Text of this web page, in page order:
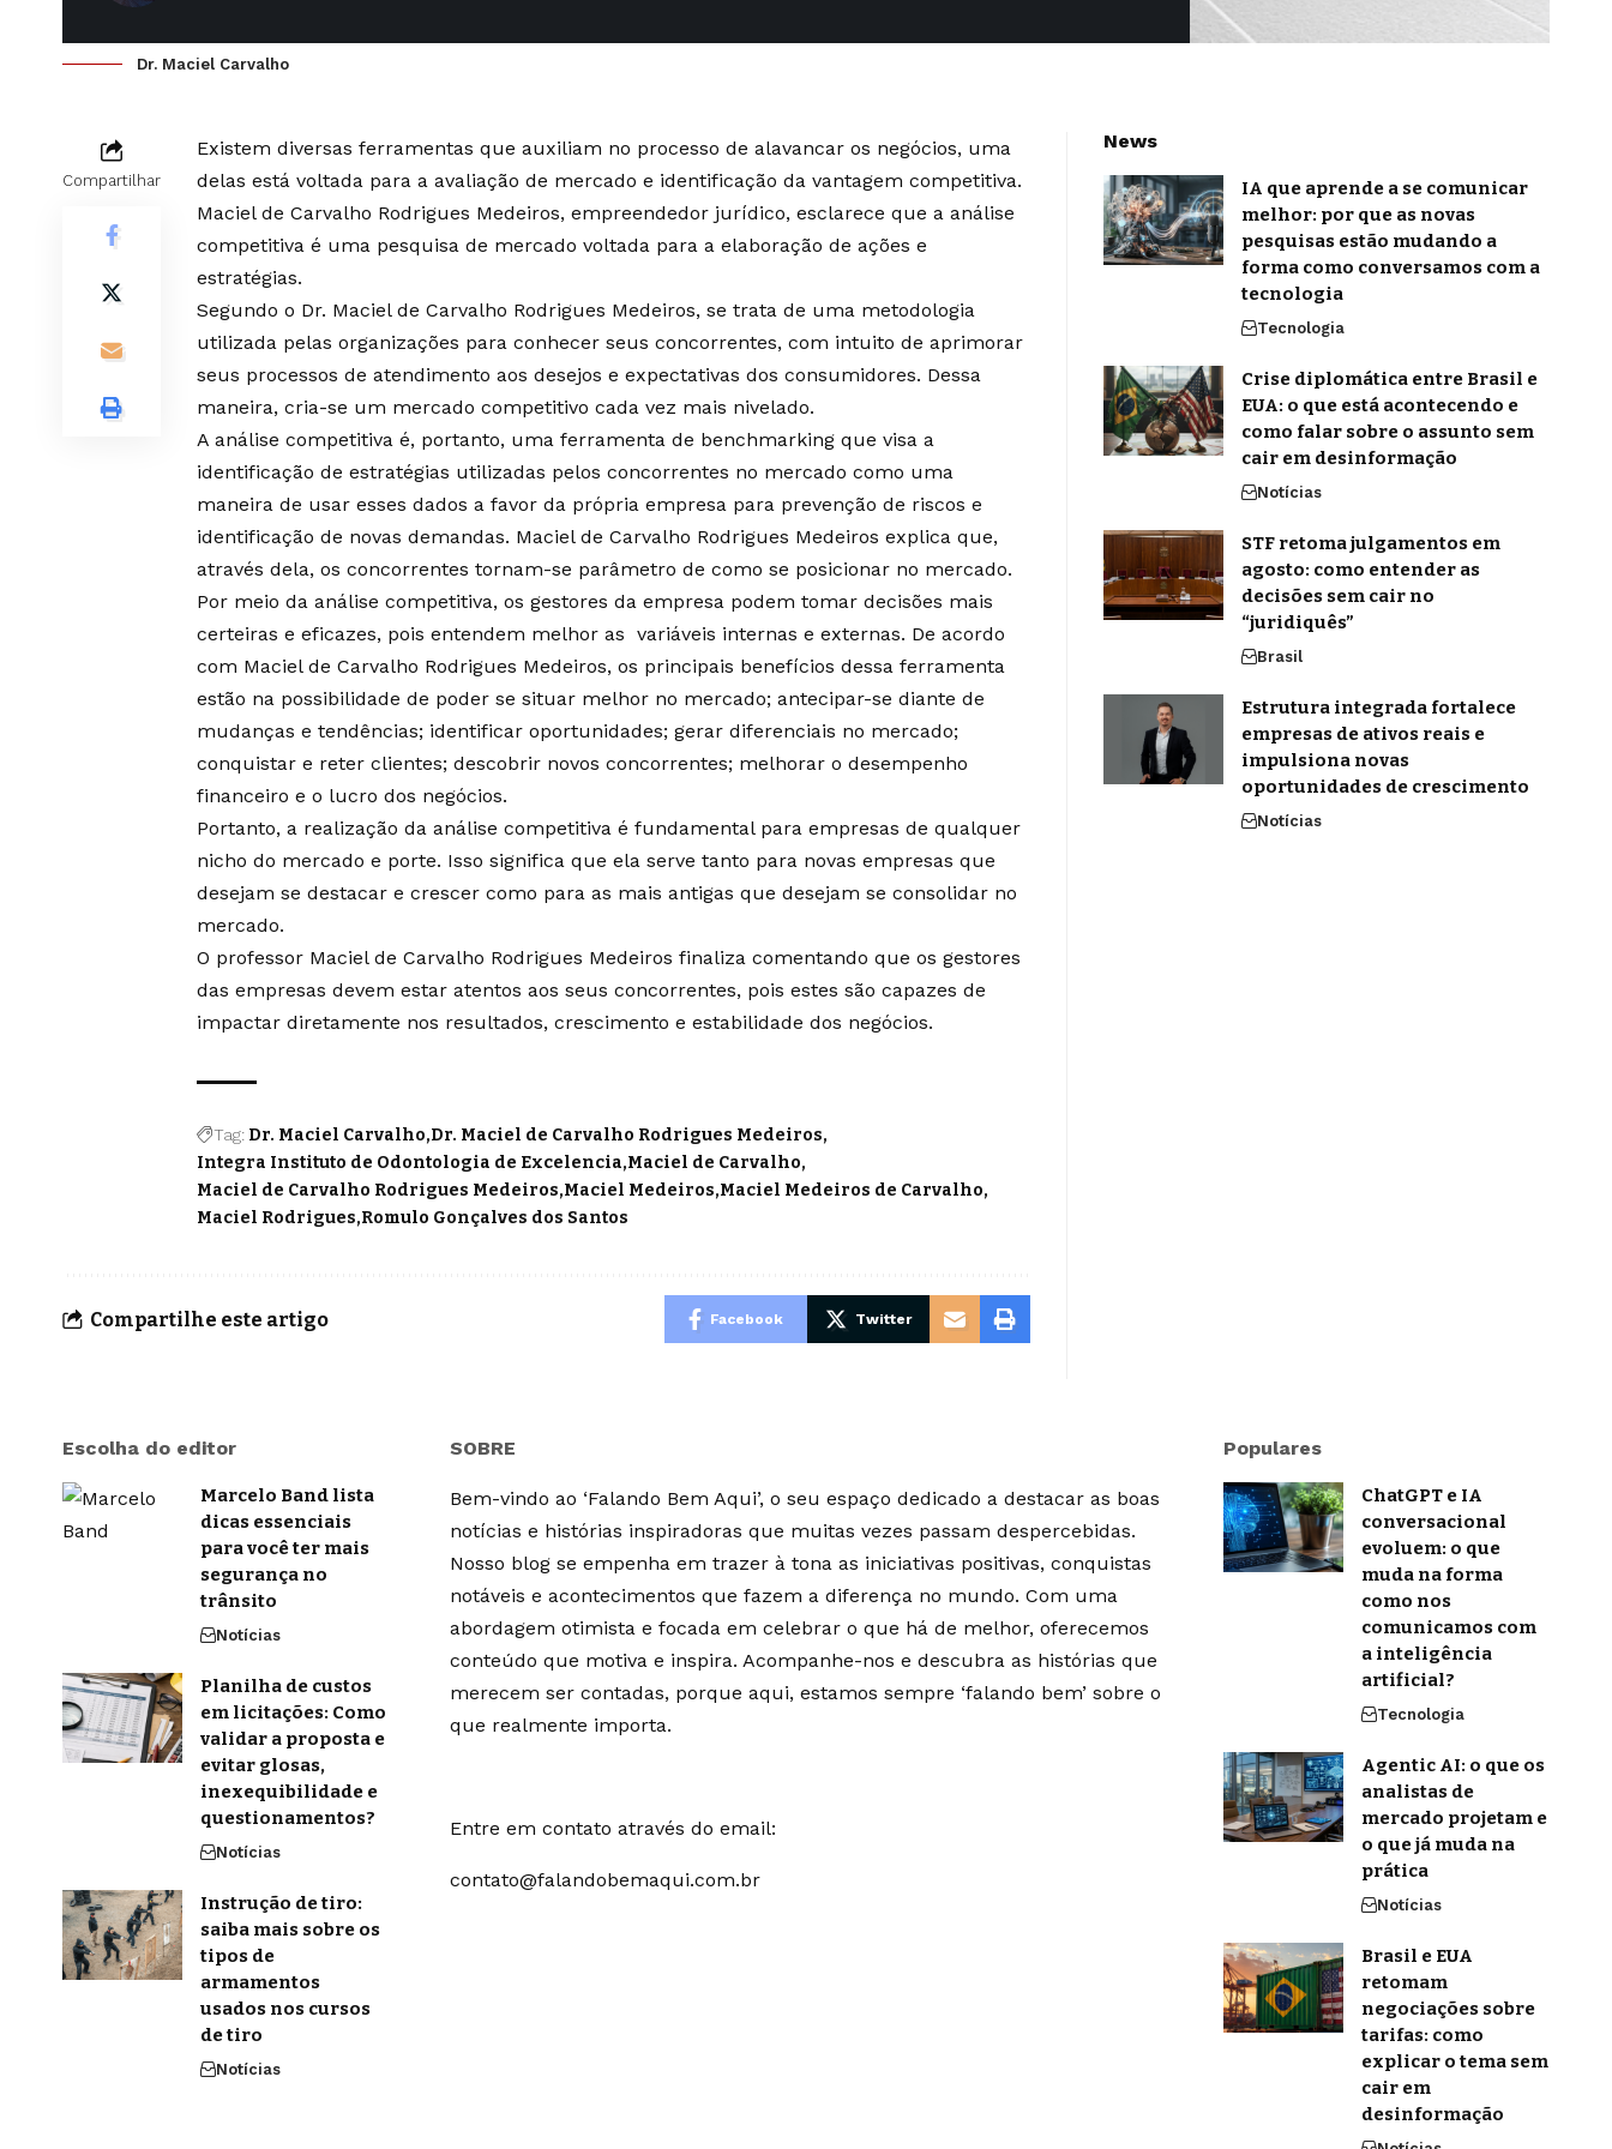
Dr. Maciel Carvalho
Compartilhar
Existem diversas ferramentas que auxiliam no processo de alavancar os negócios, uma
delas está voltada para a avaliação de mercado e identificação da vantagem competitiva.
Maciel de Carvalho Rodrigues Medeiros, empreendedor jurídico, esclarece que a análise
competitiva é uma pesquisa de mercado voltada para a elaboração de ações e
estratégias.
Segundo o Dr. Maciel de Carvalho Rodrigues Medeiros, se trata de uma metodologia
utilizada pelas organizações para conhecer seus concorrentes, com intuito de aprimorar
seus processos de atendimento aos desejos e expectativas dos consumidores. Dessa
maneira, cria-se um mercado competitivo cada vez mais nivelado.
A análise competitiva é, portanto, uma ferramenta de benchmarking que visa a
identificação de estratégias utilizadas pelos concorrentes no mercado como uma
maneira de usar esses dados a favor da própria empresa para prevenção de riscos e
identificação de novas demandas. Maciel de Carvalho Rodrigues Medeiros explica que,
através dela, os concorrentes tornam-se parâmetro de como se posicionar no mercado.
Por meio da análise competitiva, os gestores da empresa podem tomar decisões mais
certeiras e eficazes, pois entendem melhor as variáveis internas e externas. De acordo
com Maciel de Carvalho Rodrigues Medeiros, os principais benefícios dessa ferramenta
estão na possibilidade de poder se situar melhor no mercado; antecipar-se diante de
mudanças e tendências; identificar oportunidades; gerar diferenciais no mercado;
conquistar e reter clientes; descobrir novos concorrentes; melhorar o desempenho
financeiro e o lucro dos negócios.
Portanto, a realização da análise competitiva é fundamental para empresas de qualquer
nicho do mercado e porte. Isso significa que ela serve tanto para novas empresas que
desejam se destacar e crescer como para as mais antigas que desejam se consolidar no
mercado.
O professor Maciel de Carvalho Rodrigues Medeiros finaliza comentando que os gestores
das empresas devem estar atentos aos seus concorrentes, pois estes são capazes de
impactar diretamente nos resultados, crescimento e estabilidade dos negócios.
Tag: Dr. Maciel Carvalho Dr. Maciel de Carvalho Rodrigues Medeiros
Integra Instituto de Odontologia de Excelencia Maciel de Carvalho
Maciel de Carvalho Rodrigues Medeiros Maciel Medeiros Maciel Medeiros de Carvalho
Maciel Rodrigues Romulo Gonçalves dos Santos
Compartilhe este artigo Facebook Twitter
News
IA que aprende a se comunicar
melhor: por que as novas
pesquisas estão mudando a
forma como conversamos com a
tecnologia
Tecnologia
Crise diplomática entre Brasil e
EUA: o que está acontecendo e
como falar sobre o assunto sem
cair em desinformação
Notícias
STF retoma julgamentos em
agosto: como entender as
decisões sem cair no
“juridiquês”
Brasil
Estrutura integrada fortalece
empresas de ativos reais e
impulsiona novas
oportunidades de crescimento
Notícias
Escolha do editor
Marcelo Band lista
dicas essenciais
para você ter mais
segurança no
trânsito
Notícias
Planilha de custos
em licitações: Como
validar a proposta e
evitar glosas,
inexequibilidade e
questionamentos?
Notícias
Instrução de tiro:
saiba mais sobre os
tipos de
armamentos
usados nos cursos
de tiro
Notícias
SOBRE
Bem-vindo ao ‘Falando Bem Aqui’, o seu espaço dedicado a destacar as boas
notícias e histórias inspiradoras que muitas vezes passam despercebidas.
Nosso blog se empenha em trazer à tona as iniciativas positivas, conquistas
notáveis e acontecimentos que fazem a diferença no mundo. Com uma
abordagem otimista e focada em celebrar o que há de melhor, oferecemos
conteúdo que motiva e inspira. Acompanhe-nos e descubra as histórias que
merecem ser contadas, porque aqui, estamos sempre ‘falando bem’ sobre o
que realmente importa.
Entre em contato através do email:
contato@falandobemaqui.com.br
Populares
ChatGPT e IA
conversacional
evoluem: o que
muda na forma
como nos
comunicamos com
a inteligência
artificial?
Tecnologia
Agentic AI: o que os
analistas de
mercado projetam e
o que já muda na
prática
Notícias
Brasil e EUA
retomam
negociações sobre
tarifas: como
explicar o tema sem
cair em
desinformação